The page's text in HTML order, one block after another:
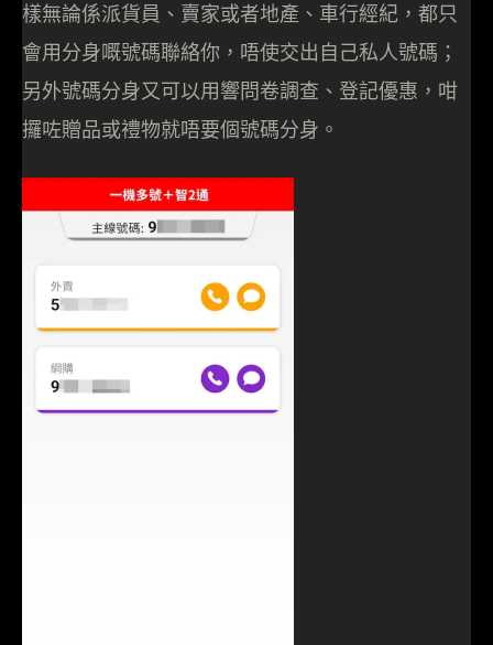
樣無論係派貨員、賣家或者地產、車行經紀，都只
會用分身嘅號碼聯絡你，唔使交出自己私人號碼；
另外號碼分身又可以用響問卷調查、登記優惠，咁
攞咗贈品或禮物就唔要個號碼分身。